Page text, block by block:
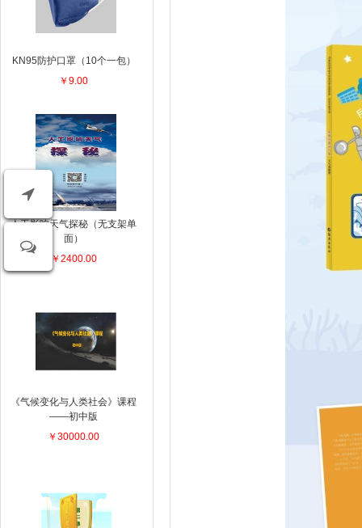
KN95防护口罩（10个一包）
￥9.00
人工影响天气探秘（无支架单
面）
￥2400.00
《气候变化与人类社会》课程
——初中版
￥30000.00